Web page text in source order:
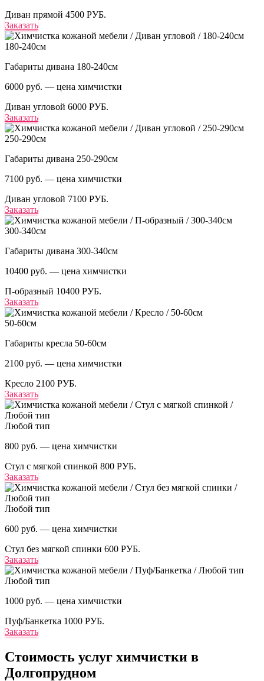
Диван прямой 4500 РУБ.
Заказать
180-240см
Габариты дивана 180-240см
6000 руб. — цена химчистки
Диван угловой 6000 РУБ.
Заказать
250-290см
Габариты дивана 250-290см
7100 руб. — цена химчистки
Диван угловой 7100 РУБ.
Заказать
300-340см
Габариты дивана 300-340см
10400 руб. — цена химчистки
П-образный 10400 РУБ.
Заказать
50-60см
Габариты кресла 50-60см
2100 руб. — цена химчистки
Кресло 2100 РУБ.
Заказать
Любой тип
800 руб. — цена химчистки
Стул с мягкой спинкой 800 РУБ.
Заказать
Любой тип
600 руб. — цена химчистки
Стул без мягкой спинки 600 РУБ.
Заказать
Любой тип
1000 руб. — цена химчистки
Пуф/Банкетка 1000 РУБ.
Заказать
Стоимость услуг химчистки в
Долгопрудном